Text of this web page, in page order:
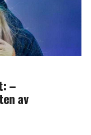
–
av